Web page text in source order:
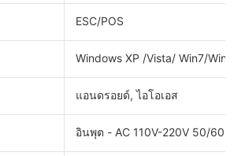
ESC/POS
Windows XP /Vista/ Win7/Win8
แอนดรอยด์, ไอโอเอส
อินพุต - AC 110V-220V 50/60HZ